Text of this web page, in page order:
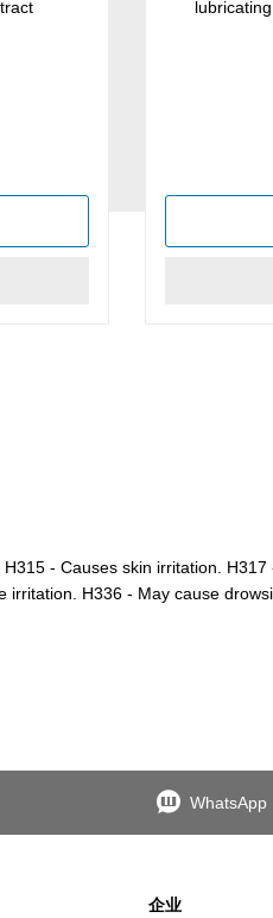
Average
- Causes skin irritation. H317
irritation. H336 - May cause
WhatsApp
企业